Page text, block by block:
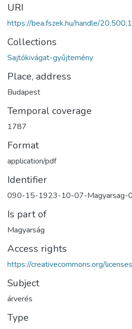
URI
https://bea.fszek.hu/handle/
Collections
Sajtókivágat-gyűjtemény
Place, address
Budapest
Temporal coverage
1787
Format
application/pdf
Identifier
090-15-1923-10-07-Magyarsag-
Is part of
Magyarság
Access rights
https://creativecommons.org/
Subject
árverés
Type